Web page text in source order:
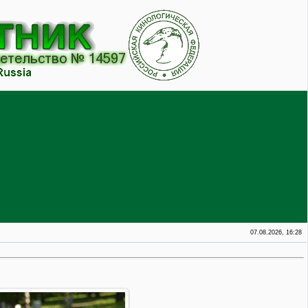
07.08.2026, 16:28